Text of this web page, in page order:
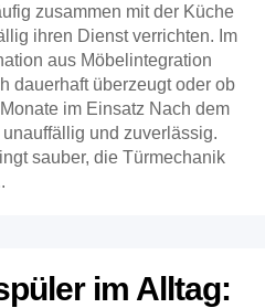
zusammen mit der Küche
ihren Dienst verrichten. Im
aus Möbelintegration
dauerhaft überzeugt oder ob
im Einsatz Nach dem
und zuverlässig.
sauber, die Türmechanik
im Alltag: